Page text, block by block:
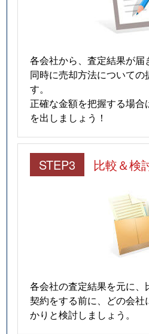
各会社から、査定結果が届
同時に売却方法についての
す。
正確な金額を把握する場合
を出しましょう！
STEP3 比較＆検
各会社の査定結果を元に、
契約をする前に、どの会社
かりと検討しましょう。